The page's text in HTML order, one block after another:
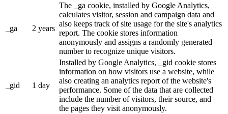
_ga 2 years
The _ga cookie, installed by Google Analytics,
calculates visitor, session and campaign data and
also keeps track of site usage for the site's analytics
report. The cookie stores information
anonymously and assigns a randomly generated
number to recognize unique visitors.
_gid 1 day
Installed by Google Analytics, _gid cookie stores
information on how visitors use a website, while
also creating an analytics report of the website's
performance. Some of the data that are collected
include the number of visitors, their source, and
the pages they visit anonymously.